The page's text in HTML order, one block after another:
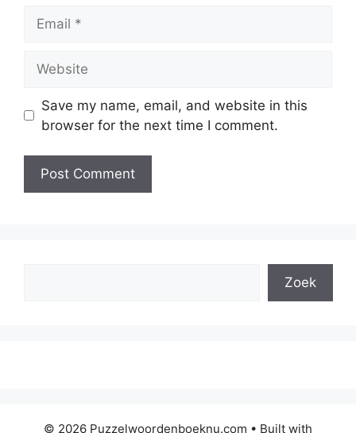
Save my name, email, and website in this
browser for the next time I comment.
Zoek
© 2026 Puzzelwoordenboeknu.com • Built with